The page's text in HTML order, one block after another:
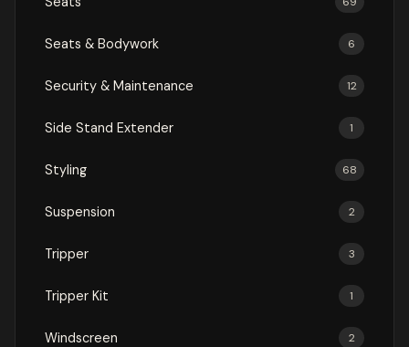
Seats & Bodywork 6
Security & Maintenance 12
Side Stand Extender 1
Styling 68
Suspension 2
Tripper 3
Tripper Kit 1
Windscreen 2